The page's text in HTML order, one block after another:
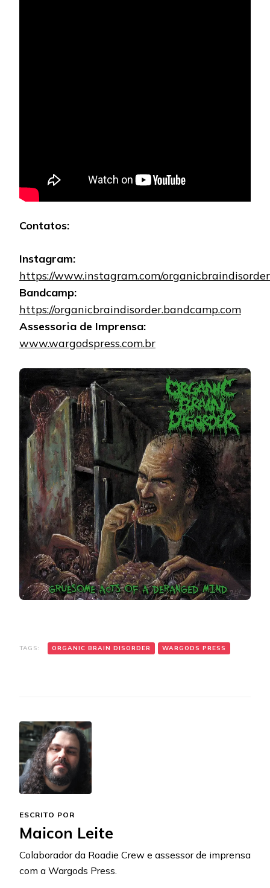
Contatos:
Instagram:
https://www.instagram.com/organicbraindisorder
Bandcamp:
https://organicbraindisorder.bandcamp.com
Assessoria de Imprensa:
www.wargodspress.com.br
TAGS: ORGANIC BRAIN DISORDER WARGODS PRESS
ESCRITO POR
Maicon Leite
Colaborador da Roadie Crew e assessor de imprensa
com a Wargods Press.